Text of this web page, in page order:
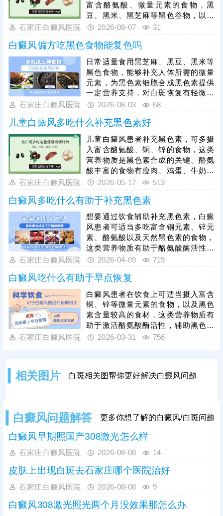
富含酪氨酸、微量元素的食物，黑
豆、黑米、黑芝麻等黑色谷物，以及
瘦肉、动物肝脏、蛋类、豆制品，能
为黑色素合成提供原料。饮食仅为辅
助调理方式，无法根治白癜风，患者
想要白斑恢复健康，需坚持科学治
疗，308激光、311窄谱uvb、黑色素
种植等都是治疗白癜风效果很好的方
法，白斑恢复周期较长，患者需坚持
规范治疗，同时做好皮肤防晒、防摩
擦防护，规避外界刺激，助力皮肤色
素稳步恢复。
石家庄白癜风医院 2026-08-07 31
白癜风偏方吃黑色食物能复色吗
日常适量食用黑芝麻、黑豆、黑米等
黑色食物，能够补充人体所需的微量
元素，为黑色素细胞合成黑色素提供
一定营养支持，对白斑恢复有轻微的
辅助调理作用。但黑色食物仅能起到
胞，不能从根本上让白斑复色，切勿
依赖此类偏方耽误正规治疗。白癜风
想要实现白斑复色、恢复健康肌肤，
核心在于科学规范的医学治疗。目前
临床中308准分子激光治疗、黑色素
细胞种植等技术，针对性强、疗效稳
定，是治疗白癜风的优质方式。
石家庄白癜风医院 2026-08-03 68
儿童白癜风多吃什么补充黑色素好
儿童白癜风患者补充黑色素，可多摄
入富含酪氨酸、铜、锌的食物，这类
营养物质是黑色素合成的关键。酪氨
酸丰富的食物有瘦肉、鸡蛋、牛奶、
豆制品等，铜、锌能促进酪氨酸酶活
芝麻、黑豆、黑米等。需注意，饮食
调理仅为辅助，孩子患上白癜风后，
务必及时进行科学规范治疗。照射
308激光是安全有效的治疗方式，能
加速黑色素合成。黑色素合成需要一
定时间，家长要引导孩子坚持治疗。
石家庄白癜风医院 2026-05-17 513
白癜风多吃什么有助于补充黑色素
想要通过饮食辅助补充黑色素，白癜
风患者可适当多吃富含铜元素、锌元
素、酪氨酸以及天然黑色素的食物，
这类营养物质有助于酪氨酸酶活性提
升，为黑色素合成提供原料。不过食
疗仅能作为辅助调理手段，无法替代
科学治疗。患者在合理搭配饮食的同
时，仍需积极前往正规医院就诊，在
医生指导下制定个性化治疗方案，坚
持规范祛白，将饮食调理与医学治疗
相结合，更好地促进色素恢复，保障
疗效。
石家庄白癜风医院 2026-04-09 719
白癜风吃什么有助于早点恢复
白癜风患者在饮食上可适当摄入富含
铜、锌等微量元素的食物，以及黑色
素含量较高的食材，这类营养物质有
助于激活酪氨酸酶活性，辅助黑色素
细胞合成与修复，对病情恢复有一定
据自身病情制定个性化治疗方案，配
石家庄白癜风医院 2026-03-31 756
相关图片 白斑相关图帮你更好解决白癜风问题
白癜风问题解答 更多你想了解的白癜风/白斑问题
白癜风早期照国产308激光怎么样
石家庄白癜风医院 2026-08-08 14
皮肤上出现白斑去石家庄哪个医院治好
石家庄白癜风医院 2026-08-08 9
白癜风308激光照光两个月没效果那怎么办